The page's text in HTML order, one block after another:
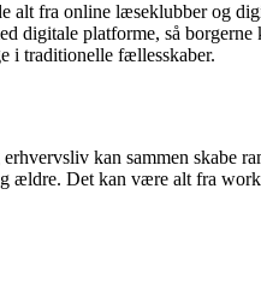
alt fra online læseklubber og
platforme, så borgerne
i traditionelle fællesskaber.
kan sammen skabe
ældre. Det kan være alt fra